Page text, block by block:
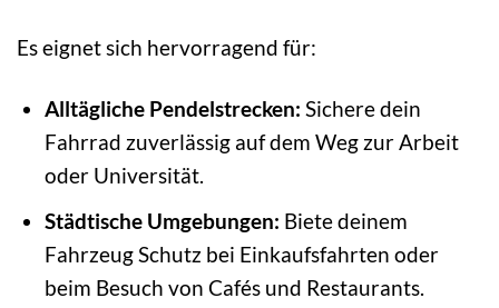
Es eignet sich hervorragend für:
Alltägliche Pendelstrecken: Sichere dein
Fahrrad zuverlässig auf dem Weg zur Arbeit
oder Universität.
Städtische Umgebungen: Biete deinem
Fahrzeug Schutz bei Einkaufsfahrten oder
beim Besuch von Cafés und Restaurants.